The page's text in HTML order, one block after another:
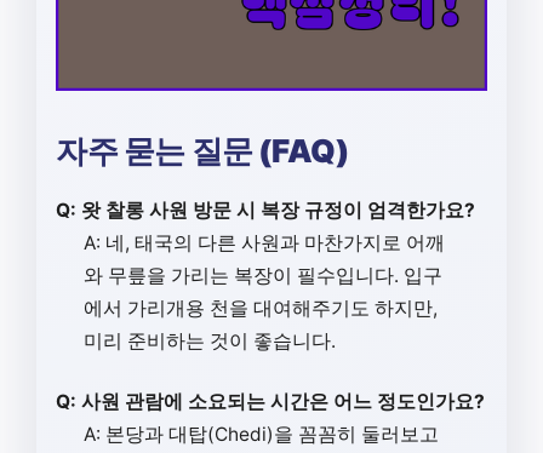
자주 묻는 질문 (FAQ)
Q: 왓 찰롱 사원 방문 시 복장 규정이 엄격한가요?
A: 네, 태국의 다른 사원과 마찬가지로 어깨
와 무릎을 가리는 복장이 필수입니다. 입구
에서 가리개용 천을 대여해주기도 하지만,
미리 준비하는 것이 좋습니다.
Q: 사원 관람에 소요되는 시간은 어느 정도인가요?
A: 본당과 대탑(Chedi)을 꼼꼼히 둘러보고